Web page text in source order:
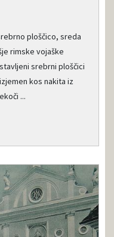
ploščico, sreda
rimske vojaške
srebrni ploščici
kos nakita iz
...